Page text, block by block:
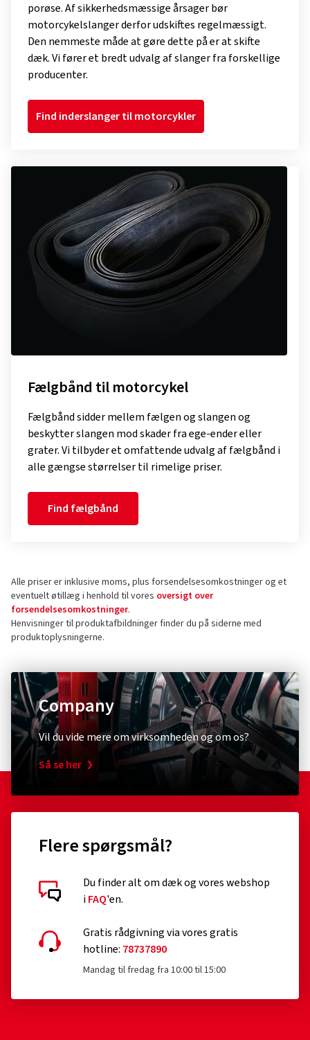
porøse. Af sikkerhedsmæssige årsager bør
motorcykelslanger derfor udskiftes regelmæssigt.
Den nemmeste måde at gøre dette på er at skifte
dæk. Vi fører et bredt udvalg af slanger fra forskellige
producenter.
Find inderslanger til motorcykler
Fælgbånd til motorcykel
Fælgbånd sidder mellem fælgen og slangen og
beskytter slangen mod skader fra ege-ender eller
grater. Vi tilbyder et omfattende udvalg af fælgbånd i
alle gængse størrelser til rimelige priser.
Find fælgbånd
Alle priser er inklusive moms, plus forsendelsesomkostninger og et
eventuelt øtillæg i henhold til vores oversigt over
forsendelsesomkostninger.
Henvisninger til produktafbildninger finder du på siderne med
produktoplysningerne.
Company
Vil du vide mere om virksomheden og om os?
Så se her
Flere spørgsmål?
Du finder alt om dæk og vores webshop
iFAQ'en.
Gratis rådgivning via vores gratis
hotline: 78737890
Mandag til fredag fra 10:00 til 15:00